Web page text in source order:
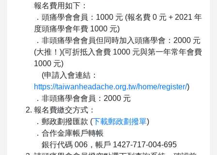
報名費用如下：
．頭痛學會會員：1000 元 (報名費 0 元 + 2021 年
度頭痛學會年費 1000 元)
．非頭痛學會會員但同時加入頭痛學會：2000 元
(大推！)(可折抵入會費 1000 元與第一年常年會費
1000 元)
(申請入會連結：
https://taiwanheadache.org.tw/home/register/)
．非頭痛學會會員：2000 元
報名費繳交方式：
．郵政劃撥匯款 (下載郵政劃撥單)
．合作金庫帳戶轉帳
銀行代碼 006，帳戶 1427-717-004-695